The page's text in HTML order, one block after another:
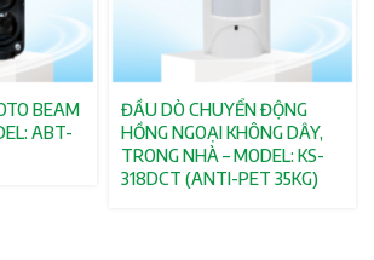
BEAM
ABT-
ĐẦU DÒ CHUYỂN ĐỘNG
HỒNG NGOẠI KHÔNG DÂY,
TRONG NHÀ – MODEL: KS-
318DCT (ANTI-PET 35KG)